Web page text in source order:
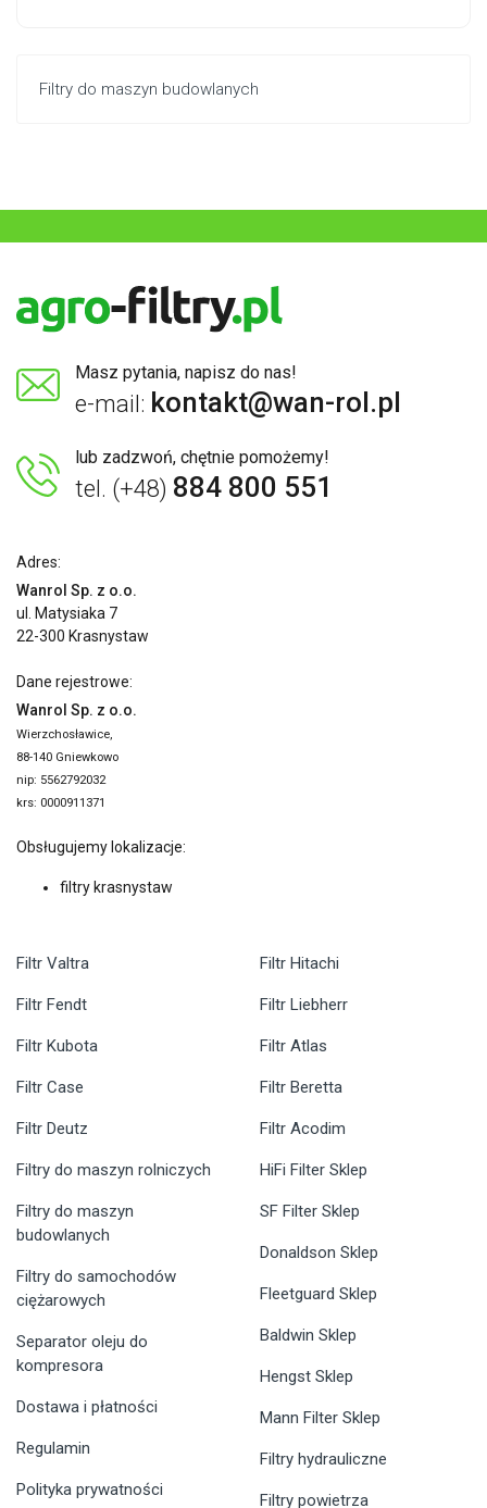
Filtry do maszyn budowlanych
Masz pytania, napisz do nas!
e-mail: kontakt@wan-rol.pl
lub zadzwoń, chętnie pomożemy!
tel. (+48) 884 800 551
Adres:
Wanrol Sp. z o.o.
ul. Matysiaka 7
22-300 Krasnystaw
Dane rejestrowe:
Wanrol Sp. z o.o.
Wierzchosławice,
88-140 Gniewkowo
nip: 5562792032
krs: 0000911371
Obsługujemy lokalizacje:
filtry krasnystaw
Filtr Valtra
Filtr Fendt
Filtr Kubota
Filtr Case
Filtr Deutz
Filtr Hitachi
Filtr Liebherr
Filtr Atlas
Filtr Beretta
Filtr Acodim
Filtry do maszyn rolniczych
Filtry do maszyn
budowlanych
Filtry do samochodów
ciężarowych
Separator oleju do
kompresora
Dostawa i płatności
Regulamin
Polityka prywatności
HiFi Filter Sklep
SF Filter Sklep
Donaldson Sklep
Fleetguard Sklep
Baldwin Sklep
Hengst Sklep
Mann Filter Sklep
Filtry hydrauliczne
Filtry powietrza